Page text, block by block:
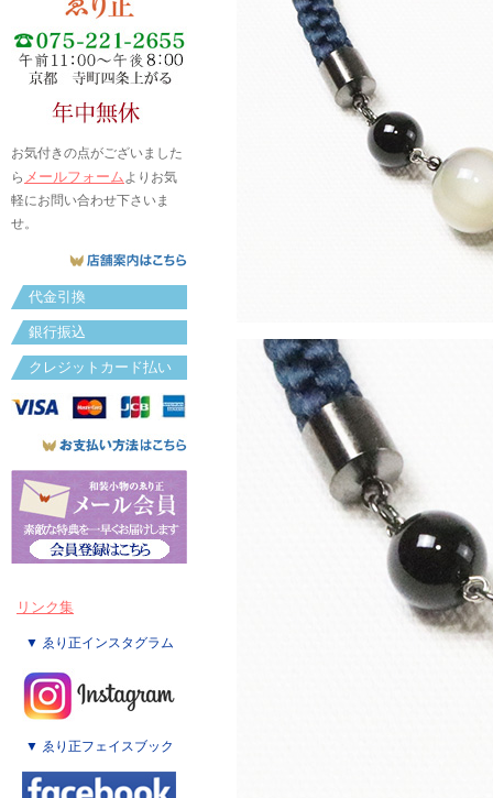
お気付きの点がございました
ら メールフォームよりお気
軽にお問い合わせ下さいま
せ。
代金引換
銀行振込
クレジットカード払い
リンク集
▼ ゑり正インスタグラム
▼ ゑり正フェイスブック